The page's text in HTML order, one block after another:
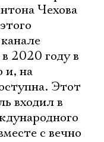
Чехова
2020 году в
и, на
Этот
входил в
с вечно